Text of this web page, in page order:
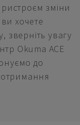
зміни
хочете
зверніть увагу
Okuma ACE
до